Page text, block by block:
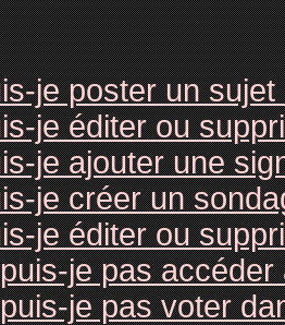
je poster un
je éditer ou
je ajouter une
je créer un
je éditer ou
je pas accéder
je pas voter